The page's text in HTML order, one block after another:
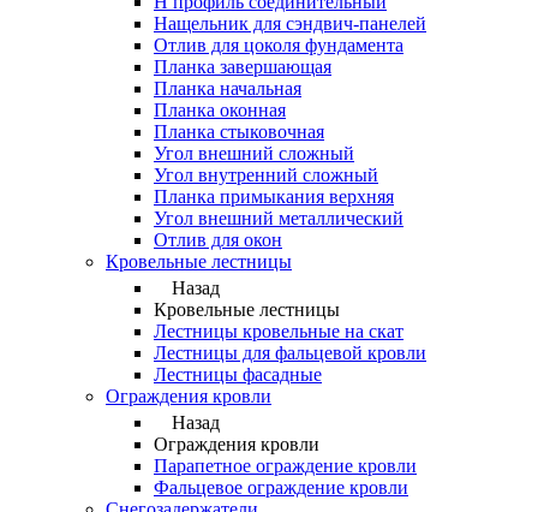
Нащельник для сэндвич-панелей
Отлив для цоколя фундамента
Планка завершающая
Планка начальная
Планка оконная
Планка стыковочная
Угол внешний сложный
Угол внутренний сложный
Планка примыкания верхняя
Угол внешний металлический
Отлив для окон
Кровельные лестницы
Назад
Кровельные лестницы
Лестницы кровельные на скат
Лестницы для фальцевой кровли
Лестницы фасадные
Ограждения кровли
Назад
Ограждения кровли
Парапетное ограждение кровли
Фальцевое ограждение кровли